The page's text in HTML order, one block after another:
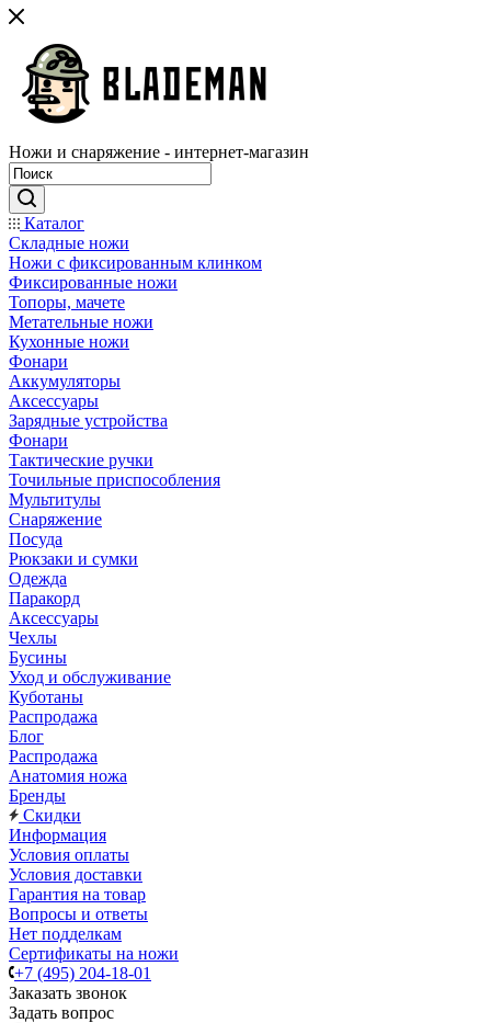
Ножи и снаряжение - интернет-магазин
Каталог
Складные ножи
Ножи с фиксированным клинком
Фиксированные ножи
Топоры, мачете
Метательные ножи
Кухонные ножи
Фонари
Аккумуляторы
Аксессуары
Зарядные устройства
Фонари
Тактические ручки
Точильные приспособления
Мультитулы
Снаряжение
Посуда
Рюкзаки и сумки
Одежда
Паракорд
Аксессуары
Чехлы
Бусины
Уход и обслуживание
Куботаны
Распродажа
Блог
Распродажа
Анатомия ножа
Бренды
Скидки
Информация
Условия оплаты
Условия доставки
Гарантия на товар
Вопросы и ответы
Нет подделкам
Сертификаты на ножи
+7 (495) 204-18-01
Заказать звонок
Задать вопрос